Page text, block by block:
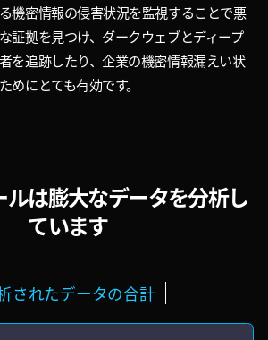
機密情報の侵害状況を監視することで悪
証拠を見つけ、ダークウェブとディープ
を追跡したり、企業の機密情報漏えい状
めにとても有効です。
ルは膨大なデータを分析し
ています
されたデータの合計